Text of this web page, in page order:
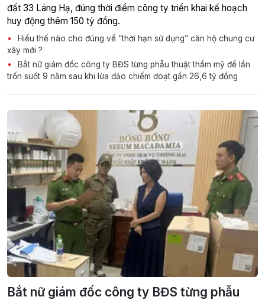
đất 33 Láng Hạ, đúng thời điểm công ty triển khai kế hoạch
huy động thêm 150 tỷ đồng.
Hiểu thế nào cho đúng về “thời hạn sử dụng” căn hộ chung cư
xây mới ?
Bắt nữ giám đốc công ty BĐS từng phẫu thuật thẩm mỹ để lẩn
trốn suốt 9 năm sau khi lừa đảo chiếm đoạt gần 26,6 tỷ đồng
Bắt nữ giám đốc công ty BĐS từng phẫu